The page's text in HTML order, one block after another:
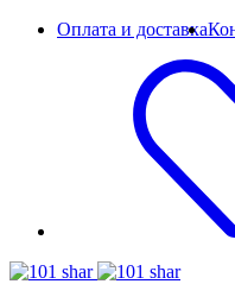
Оплата и доставка